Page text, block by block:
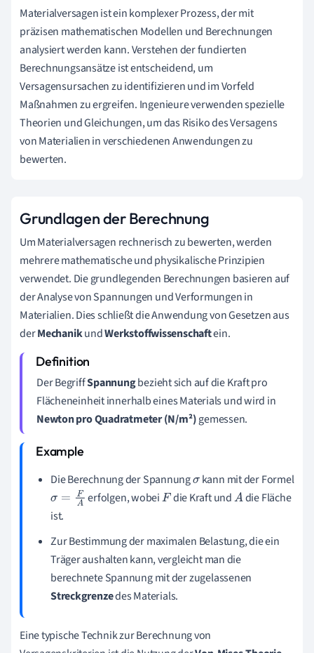
Materialversagen ist ein komplexer Prozess, der mit
präzisen mathematischen Modellen und Berechnungen
analysiert werden kann. Verstehen der fundierten
Berechnungsansätze ist entscheidend, um
Versagensursachen zu identifizieren und im Vorfeld
Maßnahmen zu ergreifen. Ingenieure verwenden spezielle
Theorien und Gleichungen, um das Risiko des Versagens
von Materialien in verschiedenen Anwendungen zu
bewerten.
Grundlagen der Berechnung
Um Materialversagen rechnerisch zu bewerten, werden
mehrere mathematische und physikalische Prinzipien
verwendet. Die grundlegenden Berechnungen basieren auf
der Analyse von Spannungen und Verformungen in
Materialien. Dies schließt die Anwendung von Gesetzen aus
derMechanikundWerkstoffwissenschaftein.
Der BegriffSpannungbezieht sich auf die Kraft pro
Flächeneinheit innerhalb eines Materials und wird in
Newton pro Quadratmeter (N/m²)gemessen.
Die Berechnung der Spannungσkann mit der Formel
σ=FA erfolgen, wobeiF die Kraft undA die Fläche
ist.
Zur Bestimmung der maximalen Belastung, die ein
Träger aushalten kann, vergleicht man die
berechnete Spannung mit der zugelassenen
Streckgrenzedes Materials.
Eine typische Technik zur Berechnung von